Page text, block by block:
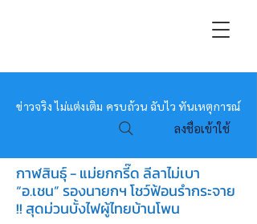
หมอข่าว
ข่าวจริง ไม่แต่งเติม ครบถ้วน ฉับไว ทันเหตุการณ์
ลงชื่อเข้าใช้
กาฬสินธุ์ - แม่ยกกรี๊ด ลีลาไม่เบา
“อ.เชน” รองนายกฯ โชว์ฟ้อนรำกระจาย
!! สุดม่วนบั้งไฟผู้ไทยบ้านโพน